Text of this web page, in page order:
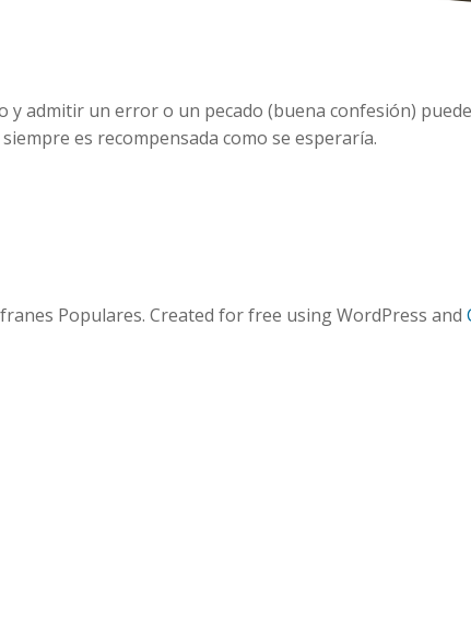
y admitir un error o un pecado (buena confesión)
es recompensada como se esperaría.
Populares. Created for free using WordPress and